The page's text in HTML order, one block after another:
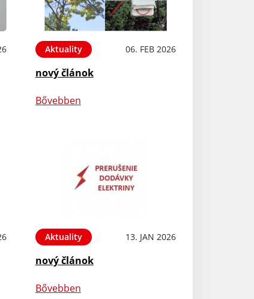
Aktuality 06. FEB 2026
nový článok
Bővebben
Aktuality 13. JAN 2026
nový článok
Bővebben